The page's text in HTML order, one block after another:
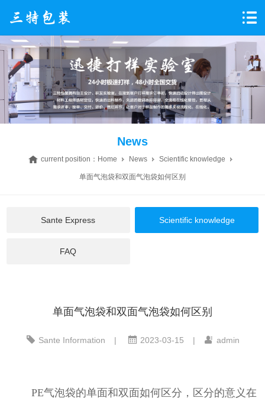
News
current position： Home News Scientific knowledge
单面气泡袋和双面气泡袋如何区别
Sante Express Scientific knowledge
FAQ
单面气泡袋和双面气泡袋如何区别
Sante Information | 2023-03-15 | admin
PE气泡袋的单面和双面如何区分，区分的意义在